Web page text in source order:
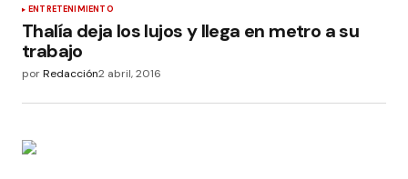
ENTRETENIMIENTO
Thalía deja los lujos y llega en metro a su
trabajo
porRedacción2 abril, 2016